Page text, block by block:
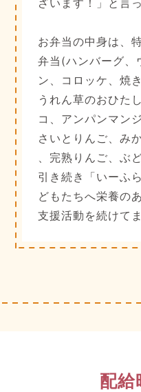
ざいます！」と言
お弁当の中身は、
弁当(ハンバーグ、
ン、コロッケ、焼
うれん草のおひた
コ、アンパンマン
さいとりんご、み
、完熟りんご、ぶ
引き続き「いーふ
どもたちへ栄養の
支援活動を続けて
配給